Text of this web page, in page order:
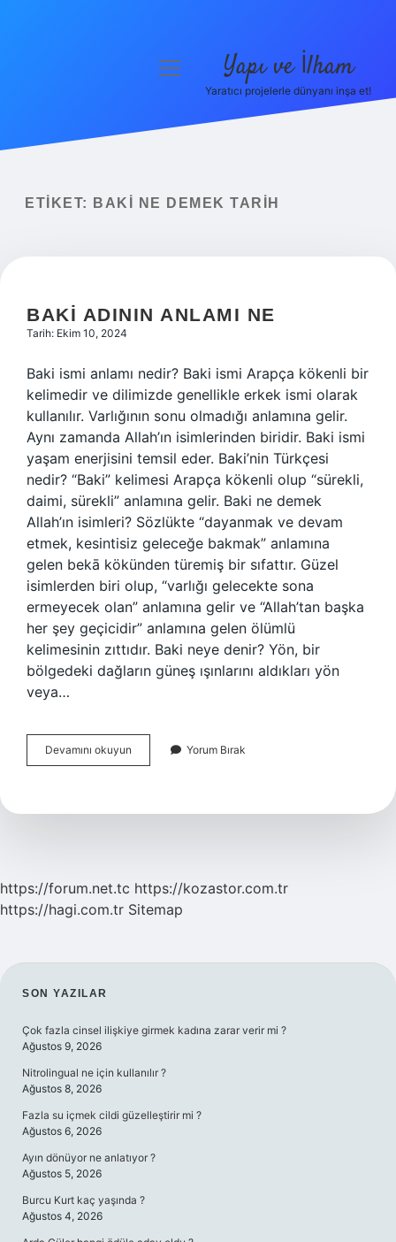
Yasal Uyarı
menüyü
Yapı ve İlham
Yaratıcı projelerle dünyanı inşa et!
ETIKET: BAKI NE DEMEK TARIH
BAKI ADININ ANLAMI NE
Tarih: Ekim 10, 2024
Baki ismi anlamı nedir? Baki ismi Arapça kökenli bir
kelimedir ve dilimizde genellikle erkek ismi olarak
kullanılır. Varlığının sonu olmadığı anlamına gelir.
Aynı zamanda Allah’ın isimlerinden biridir. Baki ismi
yaşam enerjisini temsil eder. Baki’nin Türkçesi
nedir? “Baki” kelimesi Arapça kökenli olup “sürekli,
daimi, sürekli” anlamına gelir. Baki ne demek
Allah’ın isimleri? Sözlükte “dayanmak ve devam
etmek, kesintisiz geleceğe bakmak” anlamına
gelen bekā kökünden türemiş bir sıfattır. Güzel
isimlerden biri olup, “varlığı gelecekte sona
ermeyecek olan” anlamına gelir ve “Allah’tan başka
her şey geçicidir” anlamına gelen ölümlü
kelimesinin zıttıdır. Baki neye denir? Yön, bir
bölgedeki dağların güneş ışınlarını aldıkları yön
veya…
Devamını okuyun
Adının
Yorum Bırak
https://forum.net.tc https://kozastor.com.tr
https://hagi.com.tr Sitemap
SIDEBAR
SON YAZILAR
Çok fazla cinsel ilişkiye girmek kadına zarar verir mi ?
Ağustos 9, 2026
Nitrolingual ne için kullanılır ?
Ağustos 8, 2026
Fazla su içmek cildi güzelleştirir mi ?
Ağustos 6, 2026
Ayın dönüyor ne anlatıyor ?
Ağustos 5, 2026
Burcu Kurt kaç yaşında ?
Ağustos 4, 2026